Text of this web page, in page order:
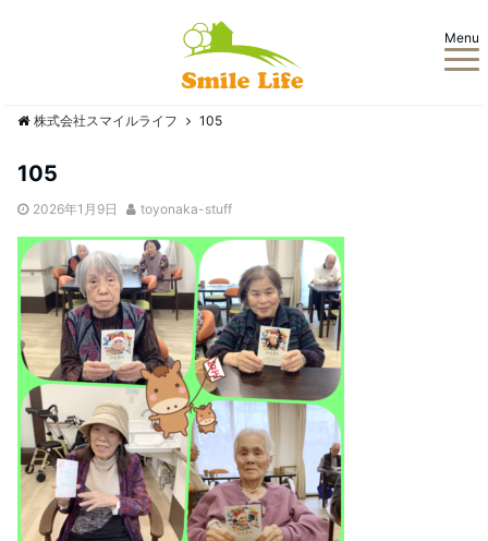
Menu
株式会社スマイルライフ 105
105
2026年1月9日 toyonaka-stuff